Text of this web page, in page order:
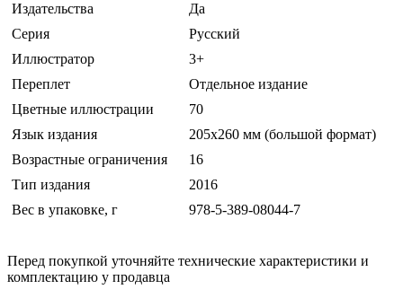
Издательства
Да
Серия
Русский
Иллюстратор
3+
Переплет
Отдельное издание
Цветные иллюстрации
70
Язык издания
205х260 мм (большой формат)
Возрастные ограничения
16
Тип издания
2016
Вес в упаковке, г
978-5-389-08044-7
Перед покупкой уточняйте технические характеристики и
комплектацию у продавца